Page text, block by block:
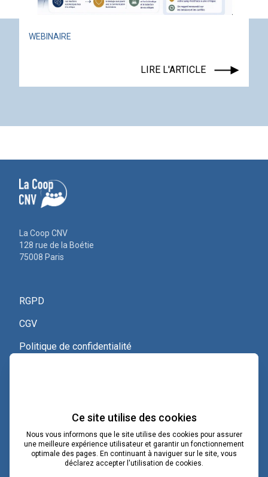
WEBINAIRE
LIRE L'ARTICLE
La Coop CNV
128 rue de la Boétie
75008 Paris
RGPD
CGV
Politique de confidentialité
Voir le certificat Qualiopi
contact@lacoopcnv.com
Ce site utilise des cookies
Nous vous informons que le site utilise des cookies pour assurer
une meilleure expérience utilisateur et garantir un fonctionnement
optimale des pages. En continuant à naviguer sur le site, vous
déclarez accepter l'utilisation de cookies.